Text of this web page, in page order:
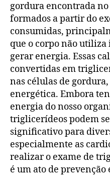
gordura encontrada no
formados a partir do
consumidas,
que o corpo não
gerar energia. Essas
convertidas em
nas células de
energética. Embora
energia do nosso
triglicerídeos podem
significativo para
especialmente as
realizar o exame de
é um ato de prevenção